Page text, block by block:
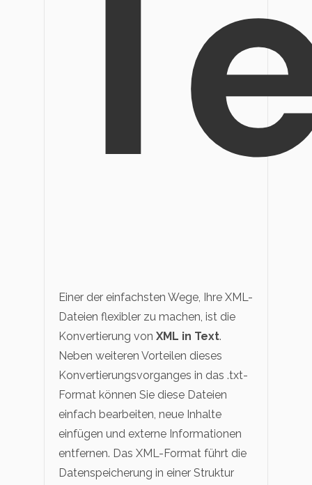
Einer der einfachsten Wege, Ihre XML-
Dateien flexibler zu machen, ist die
Konvertierung von XML in Text.
Neben weiteren Vorteilen dieses
Konvertierungsvorganges in das .txt-
Format können Sie diese Dateien
einfach bearbeiten, neue Inhalte
einfügen und externe Informationen
entfernen. Das XML-Format führt die
Datenspeicherung in einer Struktur